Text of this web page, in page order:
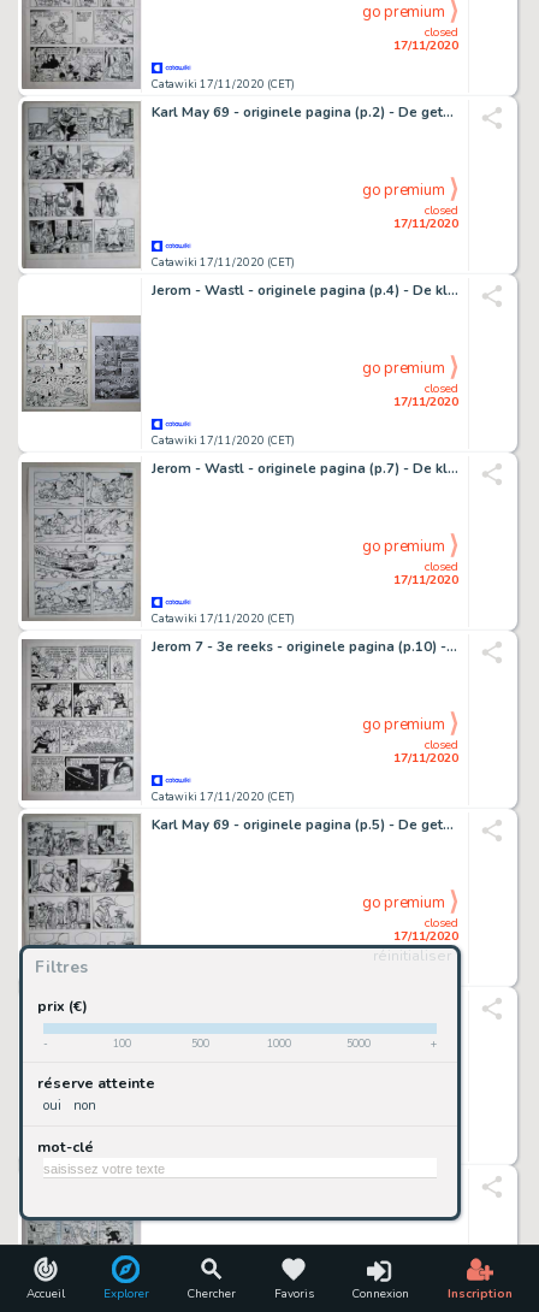
Accueil Explorer Chercher Favoris Connexion Inscription
Filtres
réinitialiser
prix (€)
- 100 500 1000 5000 +
réserve atteinte
oui non
mot-clé
Catawiki 17/11/2020 (CET)
closed
17/11/2020
go premium
Karl May 69 - originele pagina (p.2) - De getuige - (1981)
Catawiki 17/11/2020 (CET)
closed
17/11/2020
go premium
Jerom - Wastl - originele pagina (p.4) - De kleppende klokken - Symphonie fÃ¼r Glockenklauer
Catawiki 17/11/2020 (CET)
closed
17/11/2020
go premium
Jerom - Wastl - originele pagina (p.7) - De kleppende klokken - Symphonie fÃ¼r Glockenklauer
Catawiki 17/11/2020 (CET)
closed
17/11/2020
go premium
Jerom 7 - 3e reeks - originele pagina (p.10) - De elfenplaneet - (1983)
Catawiki 17/11/2020 (CET)
closed
17/11/2020
go premium
Karl May 69 - originele pagina (p.5) - De getuige - (1981)
closed
17/11/2020
go premium
17/11/2020
go premium